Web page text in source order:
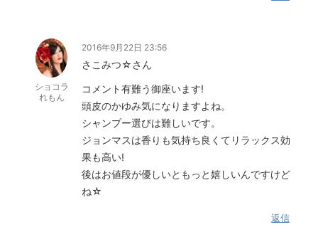
ショコラ
れもん
2016年9月22日 23:56
さこみつ☆さん
コメント有難う御座います!
頭皮のかゆみ気になりますよね。
シャンプー選びは難しいです。
ジョンマスは香りも気持ち良くてリラックス効
果も高い!
後はお値段が優しいともっと嬉しいんですけど
ね☆
返信